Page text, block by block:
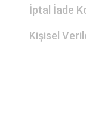
İptal İade
Kişisel